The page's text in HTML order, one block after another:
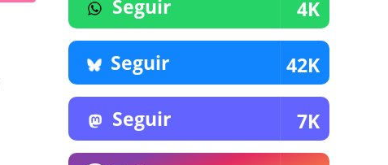
Seguir 4K
Seguir 42K
Seguir 7K